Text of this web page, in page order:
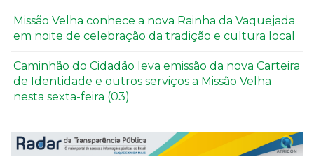
Missão Velha conhece a nova Rainha da Vaquejada
em noite de celebração da tradição e cultura local
Caminhão do Cidadão leva emissão da nova Carteira
de Identidade e outros serviços a Missão Velha
nesta sexta-feira (03)